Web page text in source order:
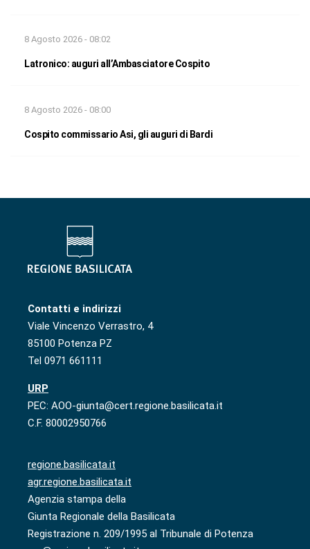
8 Agosto 2026 - 08:02
Latronico: auguri all’Ambasciatore Cospito
8 Agosto 2026 - 08:00
Cospito commissario Asi, gli auguri di Bardi
Contatti e indirizzi
Viale Vincenzo Verrastro, 4
85100 Potenza PZ
Tel 0971 661111
URP
PEC: AOO-giunta@cert.regione.basilicata.it
C.F. 80002950766
regione.basilicata.it
agr.regione.basilicata.it
Agenzia stampa della
Giunta Regionale della Basilicata
Registrazione n. 209/1995 al Tribunale di Potenza